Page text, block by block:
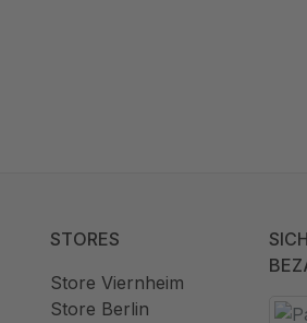
STORES
Store Viernheim
Store Berlin